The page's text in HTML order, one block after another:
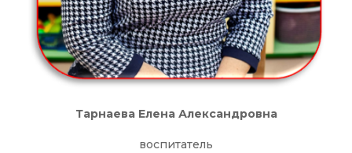
Тарнаева Елена Александровна
воспитатель